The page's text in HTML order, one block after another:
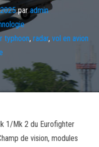
paradmin
typhoon, radar, vol en avion
1/Mk 2 du Eurofighter
de vision, modules